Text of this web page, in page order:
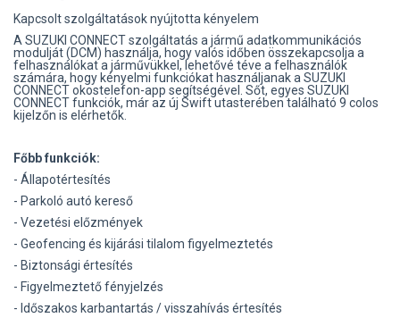
Kapcsolt szolgáltatások nyújtotta kényelem
A SUZUKI CONNECT szolgáltatás a jármű adatkommunikációs
modulját (DCM) használja, hogy valós időben összekapcsolja a
felhasználókat a járművükkel, lehetővé téve a felhasználók
számára, hogy kényelmi funkciókat használjanak a SUZUKI
CONNECT okostelefon-app segítségével. Sőt, egyes SUZUKI
CONNECT funkciók, már az új Swift utasterében található 9 colos
kijelzőn is elérhetők.
Főbb funkciók:
- Állapotértesítés
- Parkoló autó kereső
- Vezetési előzmények
- Geofencing és kijárási tilalom figyelmeztetés
- Biztonsági értesítés
- Figyelmeztető fényjelzés
- Időszakos karbantartás / visszahívás értesítés